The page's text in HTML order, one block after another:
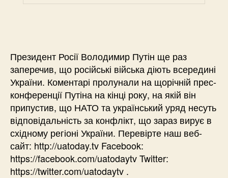
Президент Росії Володимир Путін ще раз
заперечив, що російські війська діють всередині
України. Коментарі пролунали на щорічній прес-
конференції Путіна на кінці року, на якій він
припустив, що НАТО та український уряд несуть
відповідальність за конфлікт, що зараз вирує в
східному регіоні України. Перевірте наш веб-
сайт: http://uatoday.tv Facebook:
https://facebook.com/uatodaytv Twitter:
https://twitter.com/uatodaytv .